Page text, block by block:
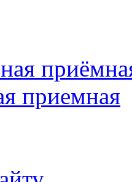
приемная